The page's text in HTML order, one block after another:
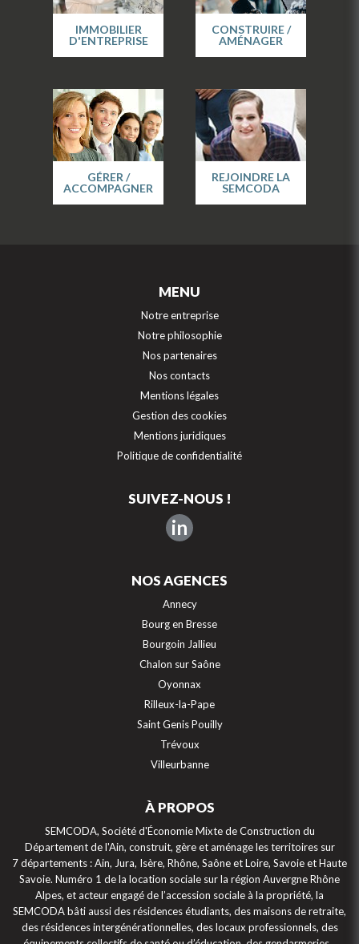
IMMOBILIER
D'ENTREPRISE
CONSTRUIRE /
AMÉNAGER
GÉRER /
ACCOMPAGNER
REJOINDRE LA
SEMCODA
MENU
Notre entreprise
Notre philosophie
Nos partenaires
Nos contacts
Mentions légales
Gestion des cookies
Mentions juridiques
Politique de confidentialité
SUIVEZ-NOUS !
in
NOS AGENCES
Annecy
Bourg en Bresse
Bourgoin Jallieu
Chalon sur Saône
Oyonnax
Rilleux-la-Pape
Saint Genis Pouilly
Trévoux
Villeurbanne
À PROPOS
SEMCODA, Société d'Économie Mixte de Construction du
Département de l'Ain, construit, gère et aménage les territoires sur
7 départements : Ain, Jura, Isère, Rhône, Saône et Loire, Savoie et Haute
Savoie. Numéro 1 de la location sociale sur la région Auvergne Rhône
Alpes, et acteur engagé de l’accession sociale à la propriété, la
SEMCODA bâti aussi des résidences étudiants, des maisons de retraite,
des résidences intergénérationnelles, des locaux professionnels, des